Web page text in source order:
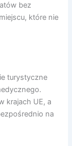
bez
które nie
turystyczne
krajach UE, a
na